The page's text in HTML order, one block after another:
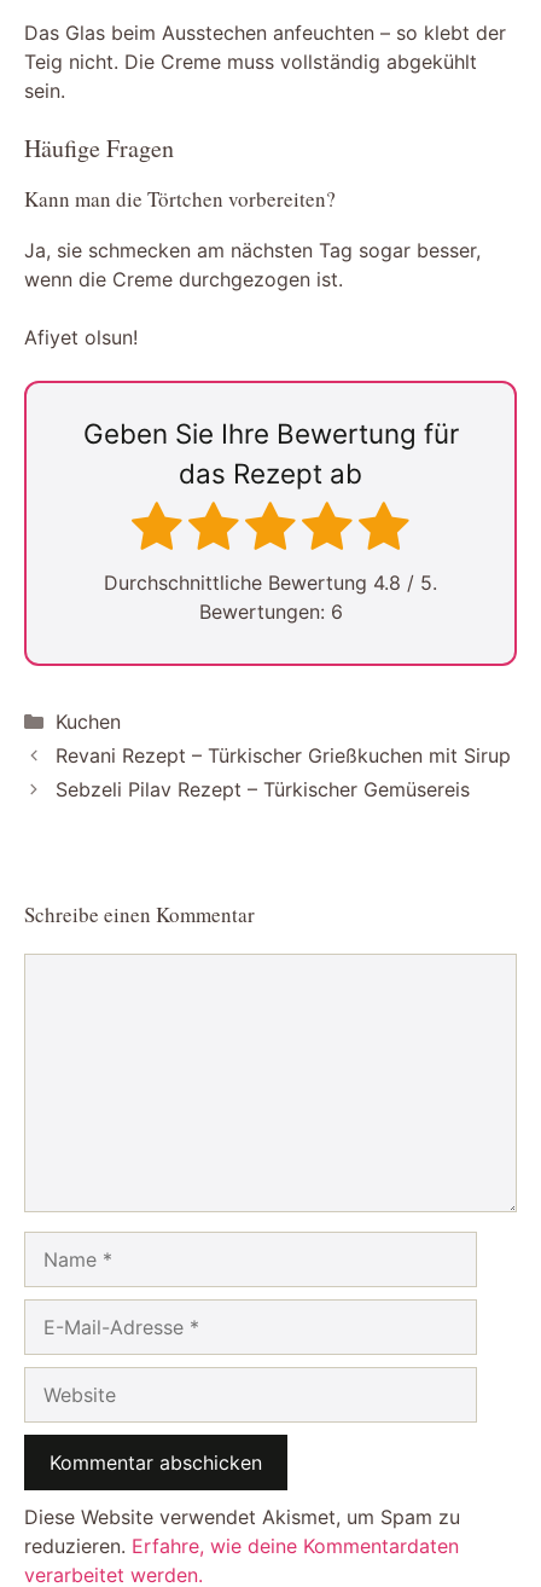
Das Glas beim Ausstechen anfeuchten – so klebt der
Teig nicht. Die Creme muss vollständig abgekühlt
sein.
Häufige Fragen
Kann man die Törtchen vorbereiten?
Ja, sie schmecken am nächsten Tag sogar besser,
wenn die Creme durchgezogen ist.
Afiyet olsun!
Geben Sie Ihre Bewertung für
das Rezept ab
Durchschnittliche Bewertung 4.8 / 5.
Bewertungen: 6
Kategorien
Kuchen
Revani Rezept – Türkischer Grießkuchen mit Sirup
Sebzeli Pilav Rezept – Türkischer Gemüsereis
Schreibe einen Kommentar
Mail-
Adresse
Diese Website verwendet Akismet, um Spam zu
reduzieren. Erfahre, wie deine Kommentardaten
verarbeitet werden.